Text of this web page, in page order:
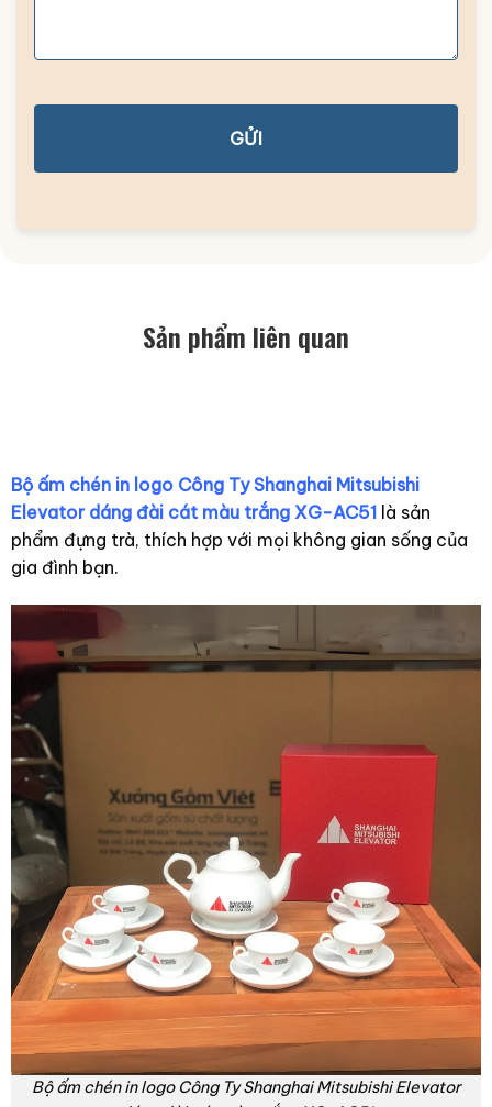
GỬI
Sản phẩm liên quan
Bộ ấm chén in logo Công Ty Shanghai Mitsubishi
Elevator dáng đài cát màu trắng XG-AC51 là sản
phẩm đựng trà, thích hợp với mọi không gian sống của
gia đình bạn.
Bộ ấm chén in logo Công Ty Shanghai Mitsubishi Elevator